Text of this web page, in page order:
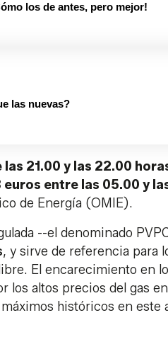
los de antes, pero mejor!
las nuevas?
21.00 y las 22.00
entre las 05.00 y
de Energía (OMIE).
--el denominado
, y sirve de referencia para
El encarecimiento en
altos precios del gas
históricos en este